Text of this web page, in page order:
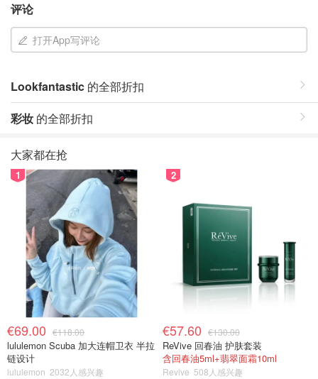
评论
打开App写评论
Lookfantastic 的全部折扣
彩妆 的全部折扣
大家都在抢
1
€69.00 €118.00
lululemon Scuba 加大连帽卫衣 半拉
链设计
lululemon 2032人感兴趣
2
€57.60 €130.00
ReVive 回春油 护肤套装
含回春油5ml+翡翠面霜10ml
Revive 508人感兴趣